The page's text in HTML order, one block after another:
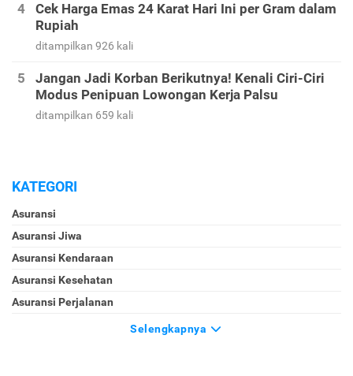
Cek Harga Emas 24 Karat Hari Ini per Gram dalam
Rupiah
ditampilkan 926 kali
Jangan Jadi Korban Berikutnya! Kenali Ciri-Ciri
Modus Penipuan Lowongan Kerja Palsu
ditampilkan 659 kali
KATEGORI
Asuransi
Asuransi Jiwa
Asuransi Kendaraan
Asuransi Kesehatan
Asuransi Perjalanan
Selengkapnya